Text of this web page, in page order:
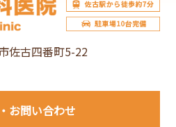
佐古四番町5-22
お問い合わせ